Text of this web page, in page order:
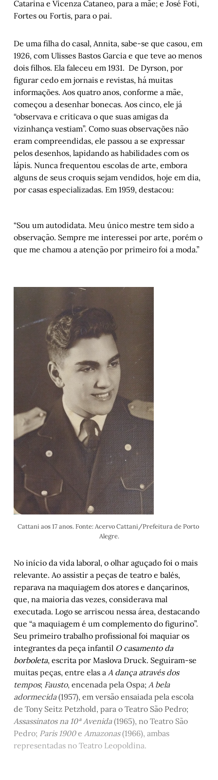
1903: A morte de Barros Cassal, memória e
esquecimentos
Catarina e Vicenza Cataneo, para a mãe; e José Foti,
Fortes ou Fortis, para o pai.
De uma filha do casal, Annita, sabe-se que casou, em
1926, com Ulisses Bastos Garcia e que teve ao menos
dois filhos. Ela faleceu em 1931. De Dyrson, por
figurar cedo em jornais e revistas, há muitas
informações. Aos quatro anos, conforme a mãe,
começou a desenhar bonecas. Aos cinco, ele já
“observava e criticava o que suas amigas da
vizinhança vestiam”. Como suas observações não
eram compreendidas, ele passou a se expressar
pelos desenhos, lapidando as habilidades com os
lápis. Nunca frequentou escolas de arte, embora
alguns de seus croquis sejam vendidos, hoje em dia,
por casas especializadas. Em 1959, destacou:
“Sou um autodidata. Meu único mestre tem sido a
observação. Sempre me interessei por arte, porém o
que me chamou a atenção por primeiro foi a moda.”
Cattani aos 17 anos. Fonte: Acervo Cattani/Prefeitura de Porto
Alegre.
No início da vida laboral, o olhar aguçado foi o mais
relevante. Ao assistir a peças de teatro e balés,
reparava na maquiagem dos atores e dançarinos,
que, na maioria das vezes, considerava mal
executada. Logo se arriscou nessa área, destacando
que “a maquiagem é um complemento do figurino”.
Seu primeiro trabalho profissional foi maquiar os
integrantes da peça infantil O casamento da
borboleta, escrita por Maslova Druck. Seguiram-se
muitas peças, entre elas a A dança através dos
tempos; Fausto, encenada pela Ospa; A bela
adormecida(1957), em versão ensaiada pela escola
de Tony Seitz Petzhold, para o Teatro São Pedro;
Assassinatos na 10ª Avenida(1965), no Teatro São
Pedro; Paris 1900e Amazonas(1966), ambas
representadas no Teatro Leopoldina.